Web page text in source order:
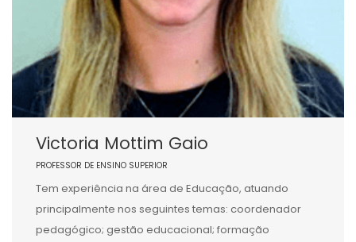
Victoria Mottim Gaio
PROFESSOR DE ENSINO SUPERIOR
Tem experiência na área de Educação, atuando
principalmente nos seguintes temas: coordenador
pedagógico; gestão educacional; formação